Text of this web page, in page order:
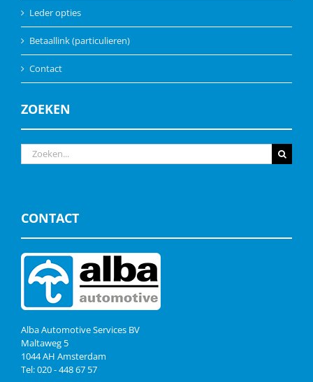
Leder opties
Betaallink (particulieren)
Contact
ZOEKEN
Zoeken
naar:
CONTACT
Alba Automotive Services BV
Maltaweg 5
1044 AH Amsterdam
Tel: 020 - 448 67 57